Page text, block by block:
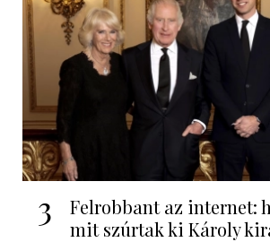
3
Felrobbant az internet:
mit szúrtak ki Károly